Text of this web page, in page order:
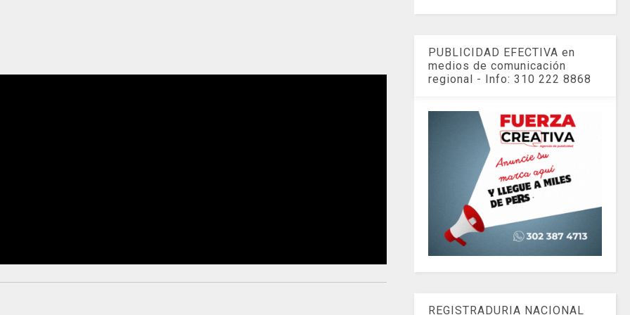
PUBLICIDAD EFECTIVA en
medios de comunicación
regional - Info: 310 222 8868
REGISTRADURIA NACIONAL